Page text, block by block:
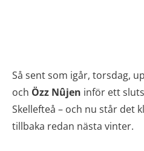
Så sent som igår, torsdag,
och Özz Nûjen inför ett
Skellefteå – och nu står det
tillbaka redan nästa vinter.